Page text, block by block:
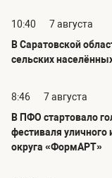
10:40
7 августа
В Саратовской
сельских
8:46
7 августа
В ПФО стартовало
фестиваля уличного
округа «ФормАРТ»